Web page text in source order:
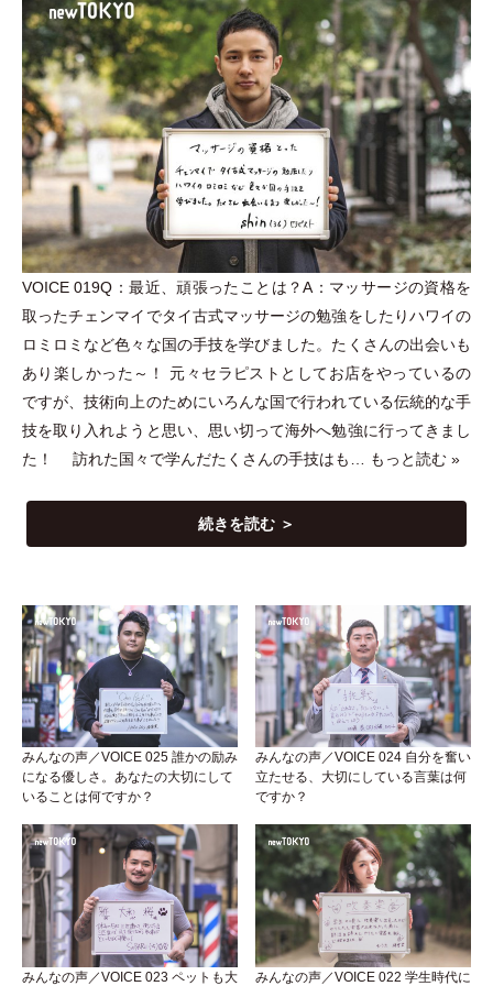
VOICE 019Q：最近、頑張ったことは？A：マッサージの資格を
取ったチェンマイでタイ古式マッサージの勉強をしたりハワイの
ロミロミなど色々な国の手技を学びました。たくさんの出会いも
あり楽しかった～！ 元々セラピストとしてお店をやっているの
ですが、技術向上のためにいろんな国で行われている伝統的な手
技を取り入れようと思い、思い切って海外へ勉強に行ってきまし
た！ 訪れた国々で学んだたくさんの手技はも…
もっと読む »
続きを読む ＞
みんなの声／VOICE 025 誰かの励み
になる優しさ。あなたの大切にして
いることは何ですか？
みんなの声／VOICE 024 自分を奮い
立たせる、大切にしている言葉は何
ですか？
みんなの声／VOICE 023 ペットも大
みんなの声／VOICE 022 学生時代に